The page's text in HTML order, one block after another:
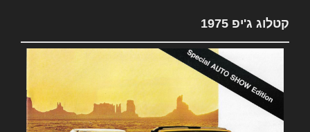
קטלוג ג'יפ 1975